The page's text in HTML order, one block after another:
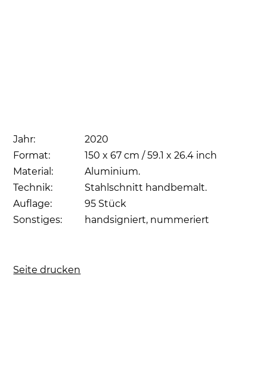
Jahr:
2020
Format:
150 x 67 cm / 59.1 x 26.4 inch
Material:
Aluminium.
Technik:
Stahlschnitt handbemalt.
Auflage:
95 Stück
Sonstiges:
handsigniert, nummeriert
Seite drucken